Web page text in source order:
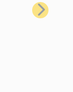
Na Gaba